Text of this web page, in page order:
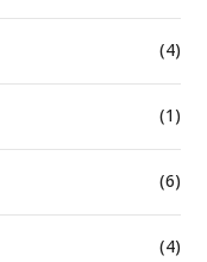
(4)
(1)
(6)
(4)